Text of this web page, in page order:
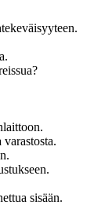
sisään.